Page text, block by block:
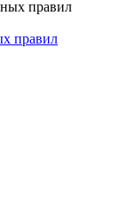
правил